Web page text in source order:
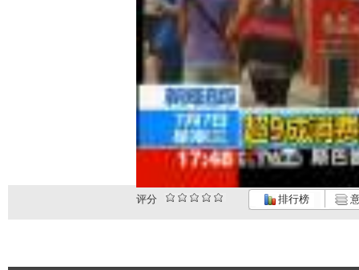
评分 排行榜